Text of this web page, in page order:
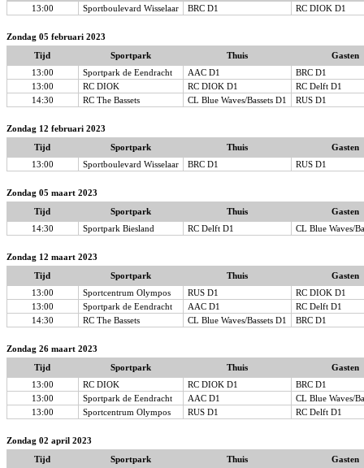
13:00
Sportboulevard Wisselaar BRC D1 RC DIOK D1
Zondag 05 februari 2023
Tijd
Sportpark Thuis
Gasten
13:00
Sportpark de Eendracht AAC D1
BRC D1
13:00
RC DIOK RC DIOK D1
RC Delft D1
14:30
RC The Bassets CL Blue Waves/Bassets D1 RUS D1
Zondag 12 februari 2023
Tijd
Sportpark Thuis
Gasten
13:00
Sportboulevard Wisselaar BRC D1 RUS D1
Zondag 05 maart 2023
Tijd
Sportpark Thuis
Gasten
14:30
Sportpark Biesland RC Delft D1 CL Blue Waves/
Zondag 12 maart 2023
Tijd
Sportpark Thuis
Gasten
13:00
Sportcentrum Olympos RUS D1
RC DIOK D1
13:00
Sportpark de Eendracht AAC D1
RC Delft D1
14:30
RC The Bassets CL Blue Waves/Bassets D1 BRC D1
Zondag 26 maart 2023
Tijd
Sportpark Thuis
Gasten
13:00
RC DIOK RC DIOK D1
BRC D1
13:00
Sportpark de Eendracht AAC D1
CL Blue Waves/
13:00
Sportcentrum Olympos RUS D1 RC Delft D1
Zondag 02 april 2023
Tijd
Sportpark Thuis
Gasten